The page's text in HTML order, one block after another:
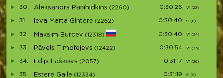
30. Aleksandrs Paņihidkins (2260) 0:30:26 V1 (23)
31. Ieva Marta Gintere (2262) 0:30:40 S1 (8)
32. Maksim Burcev (12318) 0:30:40 V1 (24)
33. Pāvels Timofejevs (12422) 0:30:54 V1 (25)
34. Edijs Laškovs (2057) 0:31:17 V1 (26)
35. Estere Gaile (12334) 0:31:19 S1 (9)